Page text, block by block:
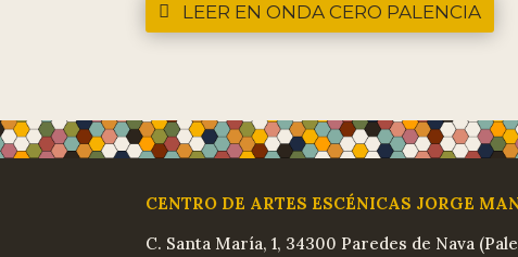
LEER EN ONDA CERO PALENCIA
CENTRO DE ARTES ESCÉNICAS JORGE
C. Santa María, 1, 34300 Paredes de Nava